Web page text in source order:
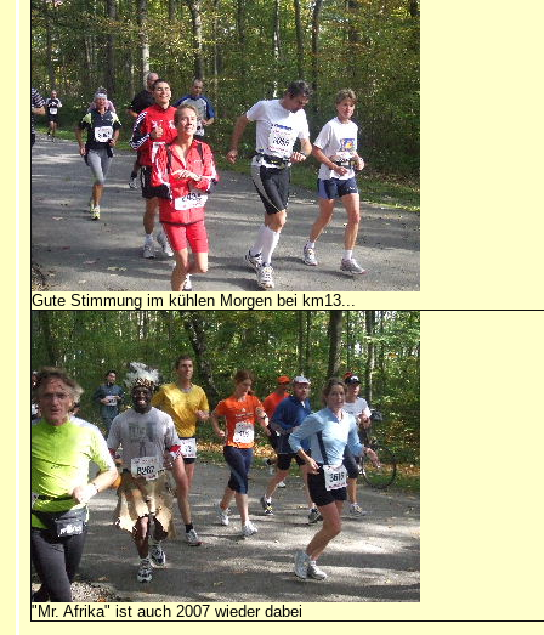
Gute Stimmung im kühlen Morgen bei km13...
"Mr. Afrika" ist auch 2007 wieder dabei